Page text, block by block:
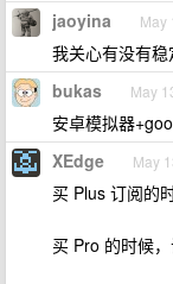
jaoyina May
我关心有没有
bukas May
安卓模拟器
XEdge May
买 Plus 订阅的
买 Pro 的时候